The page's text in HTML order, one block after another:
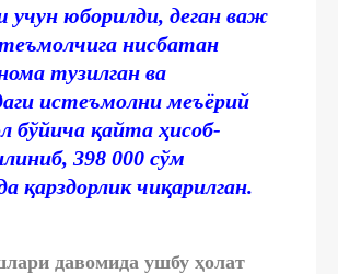
учун юборилди, деган важ
нисбатан
тузилган ва
истеъмолни меъёрий
бўйича қайта ҳисоб-
398 000 сўм
қарздорлик чиқарилган.
давомида ушбу ҳолат